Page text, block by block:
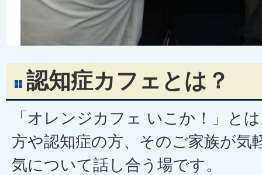
認知症カフェとは？
「オレンジカフェ いこか！」と
方や認知症の方、そのご家族が気
気について話し合う場です。